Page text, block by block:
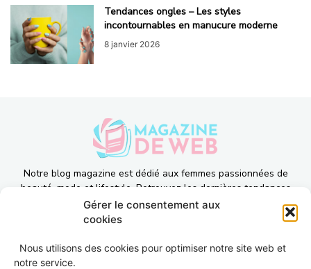
Gérer le consentement aux
cookies
Nous utilisons des cookies pour optimiser notre site web et
notre service.
Tendances ongles – Les styles
incontournables en manucure moderne
8 janvier 2026
Notre blog magazine est dédié aux femmes passionnées de
beauté, mode et lifestyle. Retrouvez les dernières tendances
makeup, fashion et bien-être, ainsi que des conseils pour
sublimer votre quotidien.
Email: contact@magazinedeweb.com